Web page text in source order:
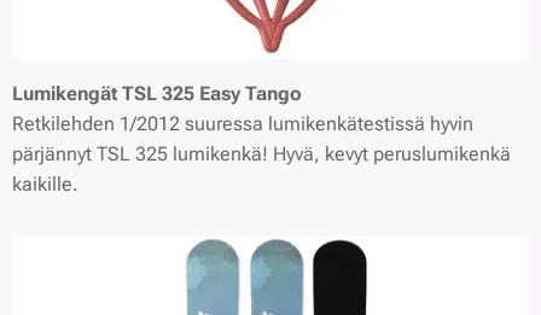
Lumikengät TSL 325 Easy Tango
Retkilehden 1/2012 suuressa lumikenkätestissä hyvin
pärjännyt TSL 325 lumikenkä! Hyvä, kevyt peruslumikenkä
kaikille.